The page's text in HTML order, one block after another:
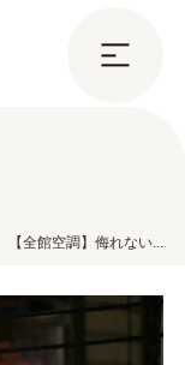
【全館空調】侮れない...